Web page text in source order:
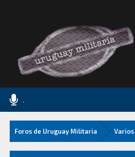
.
Foros de Uruguay Militaria Varios